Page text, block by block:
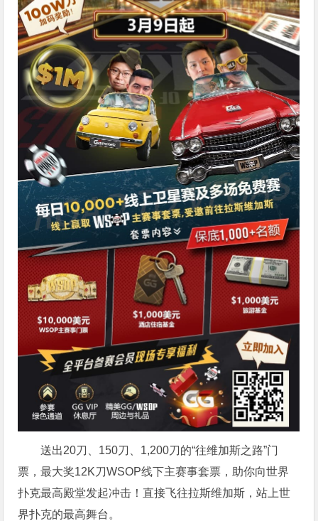
送出20刀、150刀、1,200刀的“往维加斯之路”门
票，最大奖12K刀WSOP线下主赛事套票，助你向世界
扑克最高殿堂发起冲击！直接飞往拉斯维加斯，站上世
界扑克的最高舞台。